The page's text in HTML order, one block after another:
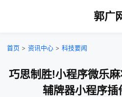
郭广
首页 > 资讯中心 > 科技要闻
巧思制胜!小程序微乐麻
辅牌器小程序插